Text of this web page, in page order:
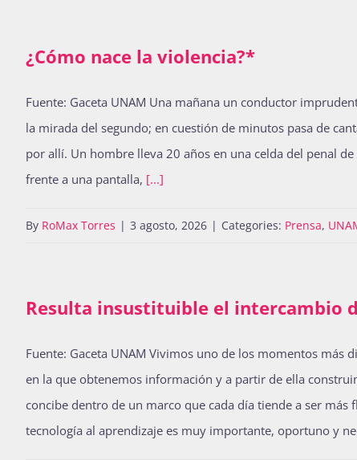
¿Cómo nace la violencia?*
Fuente: Gaceta UNAM Una mañana un conductor
la mirada del segundo; en cuestión de minutos pasa de
por allí. Un hombre lleva 20 años en una celda del penal
frente a una pantalla, [...]
By RoMax Torres | 3 agosto, 2026 | Categories: Prensa,
Resulta insustituible el intercambio
Fuente: Gaceta UNAM Vivimos uno de los momentos más
en la que obtenemos información y a partir de ella
concibe dentro de un marco que cada día tiende a ser
tecnología al aprendizaje es muy importante, oportuno y